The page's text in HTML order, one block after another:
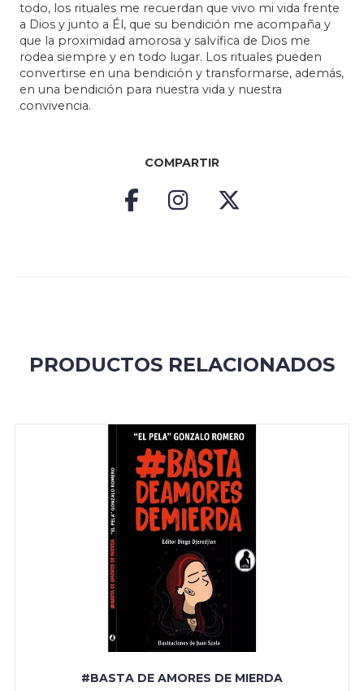
todo, los rituales me recuerdan que vivo mi vida frente
a Dios y junto a Él, que su bendición me acompaña y
que la proximidad amorosa y salvífica de Dios me
rodea siempre y en todo lugar. Los rituales pueden
convertirse en una bendición y transformarse, además,
en una bendición para nuestra vida y nuestra
convivencia.
COMPARTIR
PRODUCTOS RELACIONADOS
#BASTA DE AMORES DE MIERDA